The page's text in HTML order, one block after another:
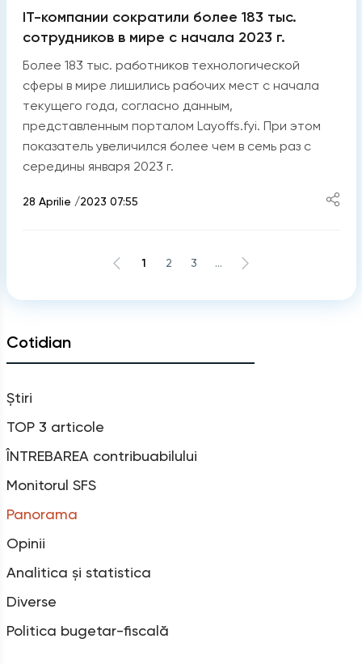
Cotidian
Știri
TOP 3 articole
ÎNTREBAREA contribuabilului
Monitorul SFS
Panorama
Opinii
Analitica și statistica
Diverse
Politica bugetar-fiscală
IT-компании сократили более 183 тыс.
сотрудников в мире с начала 2023 г.
Более 183 тыс. работников технологической
сферы в мире лишились рабочих мест с начала
текущего года, согласно данным,
представленным порталом Layoffs.fyi. При этом
показатель увеличился более чем в семь раз с
середины января 2023 г.
28 Aprilie /2023 07:55
1 2 3 ...